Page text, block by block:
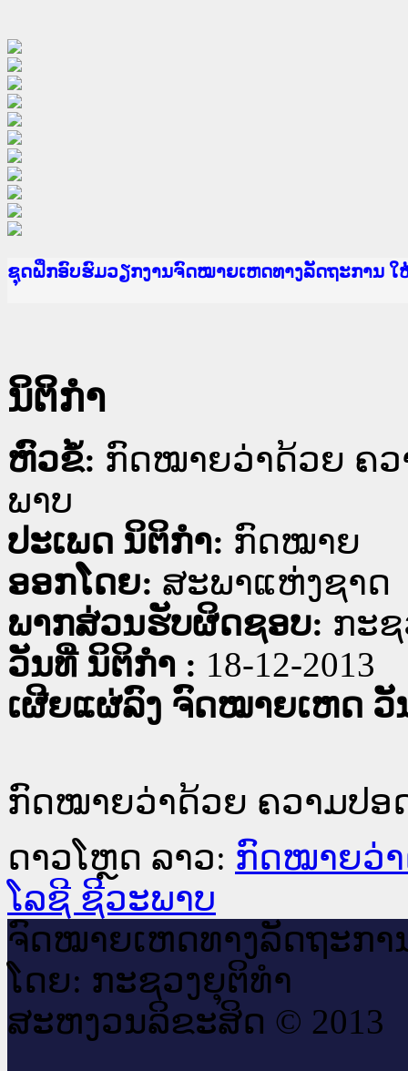
Ministry of Justice Lao PDR
ເຜີຍແຜ່ວັບໄຊຈົດໝາຍເຫດທາງລັດຖະການ ແລະ ແອັ
ກະຊວງຍຸຕິທຳ
ຊຸດຝຶກອົບຮົມວຽກງານຈົດໝາຍເຫດທາງລັດຖະການ
ກອງປະຊຸມທົບທວນຄືນການຈັດຕັ້ງປະຕິບັດວຽກງານຈົ
ຝຶກອົບຮົມ ຜູ່ປະສານງານວຽກງານຈົດໝາຍເຫດທາງລັ
ຝຶກອົບຮົມ ຜູ່ປະສານງານວຽກງານຈົດໝາຍເຫດທາງລັ
ເຜີຍແຜ່ແອັບກົດໝາຍລາວ ແລະ ເວັບໄຊຈົດໝາຍເຫດ
ເຜີຍແຜ່ແອັບກົດໝາຍລາວ ແລະ ເວັບໄຊຈົດໝາຍເຫດ
ຍົກລະດັບວຽກງານຈົດໝາຍເຫດທາງລັດຖະການໃຫ້ຜູ້
ຊຸດຝຶກອົບຮົມວຽກງານຈົດໝາຍເຫດທາງລັດຖະການ ໃ
ນິຕິກໍາ
ຫົວຂໍ້: ກົດໝາຍວ່າດ້ວຍ ຄວ
ພາບ
ປະເພດ ນິຕິກໍາ: ກົດໝາຍ
ອອກໂດຍ: ສະພາແຫ່ງຊາດ
ພາກສ່ວນຮັບຜິດຊອບ: ກະ
ວັນທີ່ ນິຕິກໍາ : 18-12-2013
ເຜີຍແຜ່ລົງ ຈົດໝາຍເຫດ ວັ
ກົດໝາຍວ່າດ້ວຍ ຄວາມປອ
ດາວໂຫຼດ ລາວ: ກົດໝາຍວ່າ
ໂລຊີ ຊີວະພາບ
ຈົດ​ໝາຍ​ເຫດ​ທາງ​ລັດ​ຖະ​ກາ
ໂດຍ: ກະ​ຊວງຍຸ​ຕິ​ທຳ
ສະ​ຫງວນ​ລິ​ຂະ​ສິດ © 2013